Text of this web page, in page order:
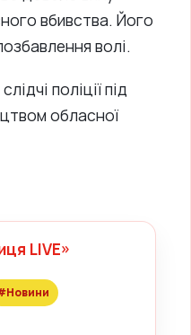
вбивства. Його
волі.
поліції під
обласної
LIVE»